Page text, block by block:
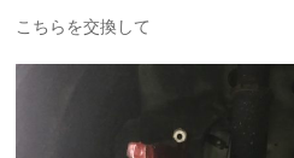
こちらを交換して